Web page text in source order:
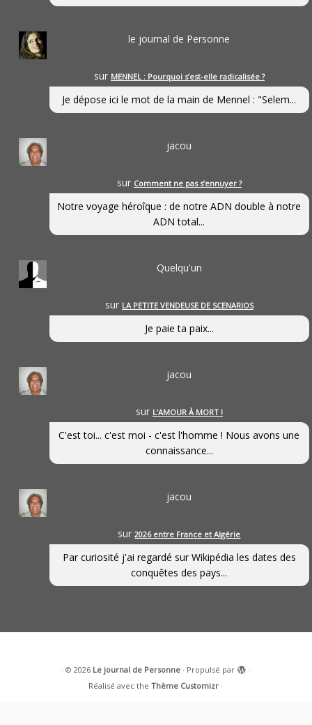
le journal de Personne
sur MENNEL : Pourquoi s’est-elle radicalisée ?
Je dépose ici le mot de la main de Mennel : "Selem...
jacou
sur Comment ne pas s’ennuyer ?
Notre voyage héroîque : de notre ADN double à notre
ADN total...
Quelqu'un
sur LA PETITE VENDEUSE DE SCENARIOS
Je paie ta paix...
jacou
sur L’AMOUR À MORT !
C'est toi... c'est moi - c'est l'homme ! Nous avons une
connaissance...
jacou
sur2026 entre France et Algérie
Par curiosité j'ai regardé sur Wikipédia les dates des
conquêtes des pays...
· © 2026 Le journal de Personne· Propulsé par
·
Réalisé avec theThème Customizr ·